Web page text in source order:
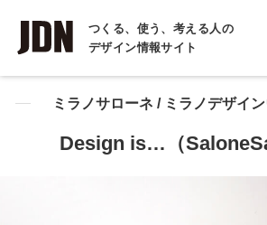
つくる、使う、考える人の
デザイン情報サイト
INTERVIEW
インタビュー
REPORT
ミラノサローネ / ミラノデザイ
Design is…（